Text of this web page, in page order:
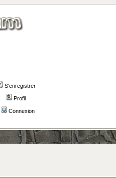
S'enregistrer
Profil
Connexion